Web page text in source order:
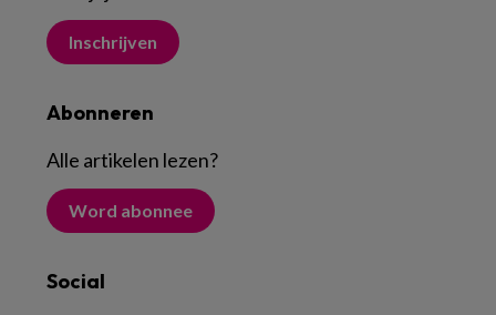
Inschrijven
Abonneren
Alle artikelen lezen?
Word abonnee
Social